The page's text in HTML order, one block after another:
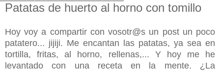
Patatas de huerto al horno con tomillo
Hoy voy a compartir con vosotr@s un post un poco
patatero... jijiji. Me encantan las patatas, ya sea en
tortilla, fritas, al horno, rellenas,... Y hoy me he
levantado con una receta en la mente. ¿La